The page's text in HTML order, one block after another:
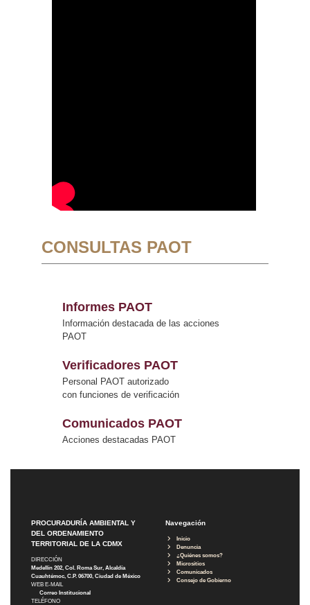
CONSULTAS PAOT
Informes PAOT
Información destacada de las acciones
PAOT
Verificadores PAOT
Personal PAOT autorizado
con funciones de verificación
Comunicados PAOT
Acciones destacadas PAOT
PROCURADURÍA AMBIENTAL Y
DEL ORDENAMIENTO
TERRITORIAL DE LA CDMX
DIRECCIÓN
Medellín 202, Col. Roma Sur, Alcaldía
Cuauhtémoc, C.P. 06700, Ciudad de México
WEB E-MAIL
Correo Institucional
TELÉFONO
Navegación
Inicio
Denuncia
¿Quiénes somos?
Micrositios
Comunicados
Consejo de Gobierno